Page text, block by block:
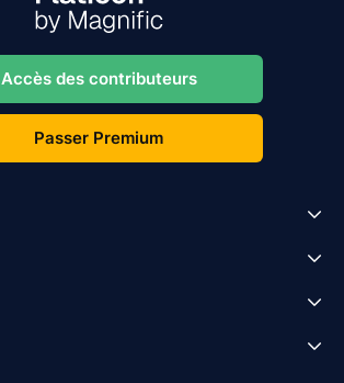
Accès des contributeurs
Passer Premium